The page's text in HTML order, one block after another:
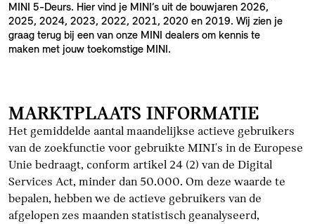
MINI 5-Deurs. Hier vind je MINI’s uit de bouwjaren 2026,
2025, 2024, 2023, 2022, 2021, 2020 en 2019. Wij zien je
graag terug bij een van onze MINI dealers om kennis te
maken met jouw toekomstige MINI.
MARKTPLAATS INFORMATIE
Het gemiddelde aantal maandelijkse actieve gebruikers
van de zoekfunctie voor gebruikte MINI's in de Europese
Unie bedraagt, conform artikel 24 (2) van de Digital
Services Act, minder dan 50.000. Om deze waarde te
bepalen, hebben we de actieve gebruikers van de
afgelopen zes maanden statistisch geanalyseerd,